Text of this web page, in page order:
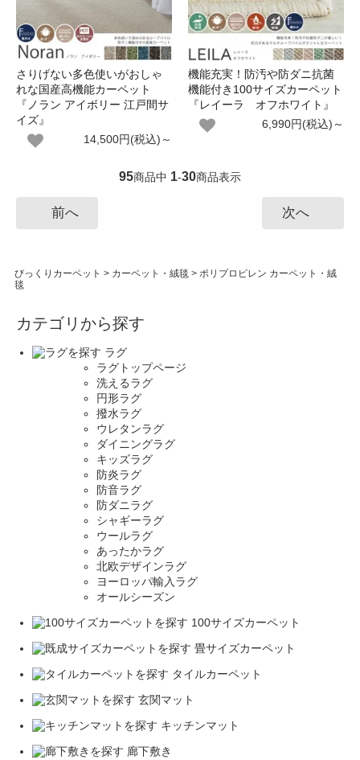
さりげない多色使いがおしゃ
れな国産高機能カーペット
『ノラン アイボリー 江戸間サ
イズ』
14,500円(税込)～
機能充実！防汚や防ダニ抗菌
機能付き100サイズカーペット
『レイーラ オフホワイト』
6,990円(税込)～
95商品中 1-30商品表示
前へ 次へ
びっくりカーペット > カーペット・絨毯 > ポリプロピレン カーペット・絨
毯
カテゴリから探す
ラグ
ラグトップページ
洗えるラグ
円形ラグ
撥水ラグ
ウレタンラグ
ダイニングラグ
キッズラグ
防炎ラグ
防音ラグ
防ダニラグ
シャギーラグ
ウールラグ
あったかラグ
北欧デザインラグ
ヨーロッパ輸入ラグ
オールシーズン
100サイズカーペット
畳サイズカーペット
タイルカーペット
玄関マット
キッチンマット
廊下敷き